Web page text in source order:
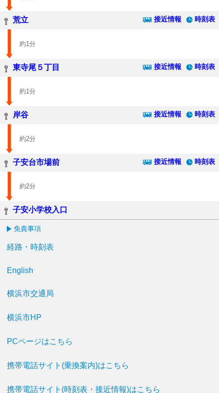
荒立 接近情報 時刻表
約1分
東寺尾５丁目 接近情報 時刻表
約1分
岸谷 接近情報 時刻表
約2分
子安台市場前 接近情報 時刻表
約2分
子安小学校入口
免責事項
経路・時刻表
English
横浜市交通局
横浜市HP
PCページはこちら
携帯電話サイト(乗換案内)はこちら
携帯電話サイト(時刻表・接近情報)はこちら